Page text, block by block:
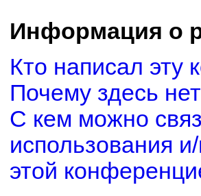
Информация о
Кто написал эту
Почему здесь
С кем можно
использования
этой